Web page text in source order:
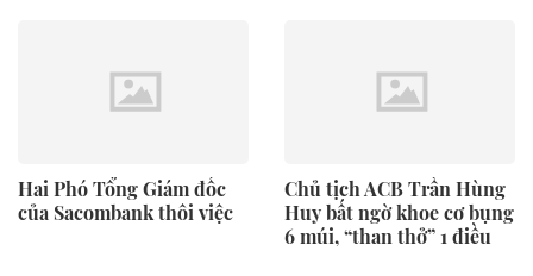
Hai Phó Tổng Giám đốc
của Sacombank thôi việc
Chủ tịch ACB Trần Hùng
Huy bất ngờ khoe cơ bụng
6 múi, “than thở” 1 điều